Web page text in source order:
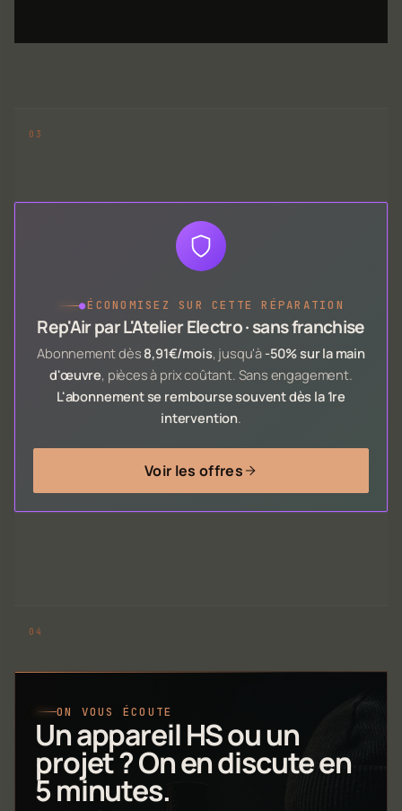
●ÉCONOMISEZ SUR CETTE RÉPARATION
Rep'Air par L'Atelier Electro · sans franchise
Abonnement dès 8,91€/mois, jusqu'à -50% sur la main
d'œuvre, pièces à prix coûtant. Sans engagement.
L'abonnement se rembourse souvent dès la 1re
intervention.
Voir les offres
ON VOUS ÉCOUTE
Un appareil HS ou un
projet ? On en discute en
5 minutes.